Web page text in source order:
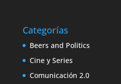
Categorías
Beers and Politics
Cine y Series
Comunicación 2.0